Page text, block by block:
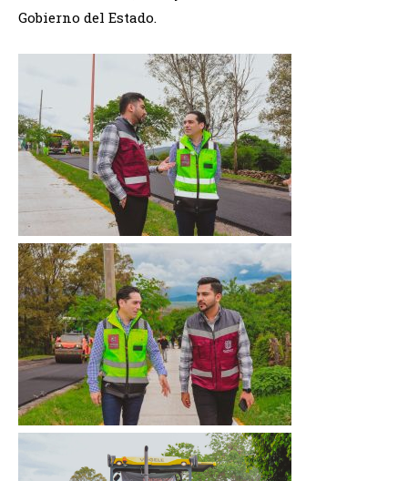
Gobierno del Estado.